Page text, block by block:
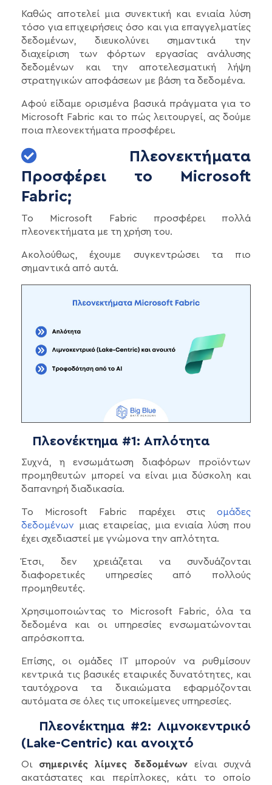
Καθώς αποτελεί μια συνεκτική και ενιαία λύση
τόσο για επιχειρήσεις όσο και για επαγγελματίες
δεδομένων, διευκολύνει σημαντικά την
διαχείριση των φόρτων εργασίας ανάλυσης
δεδομένων και την αποτελεσματική λήψη
στρατηγικών αποφάσεων με βάση τα δεδομένα.
Αφού είδαμε ορισμένα βασικά πράγματα για το
Microsoft Fabric και το πώς λειτουργεί, ας δούμε
ποια πλεονεκτήματα προσφέρει.
Πλεονεκτήματα
Προσφέρει το Microsoft
Fabric;
Το Microsoft Fabric προσφέρει πολλά
πλεονεκτήματα με τη χρήση του.
Ακολούθως, έχουμε συγκεντρώσει τα πιο
σημαντικά από αυτά.
Πλεονέκτημα #1: Απλότητα
Συχνά, η ενσωμάτωση διαφόρων προϊόντων
προμηθευτών μπορεί να είναι μια δύσκολη και
δαπανηρή διαδικασία.
Το Microsoft Fabric παρέχει στις ομάδες
δεδομένων μιας εταιρείας, μια ενιαία λύση που
έχει σχεδιαστεί με γνώμονα την απλότητα.
Έτσι, δεν χρειάζεται να συνδυάζονται
διαφορετικές υπηρεσίες από πολλούς
προμηθευτές.
Χρησιμοποιώντας το Microsoft Fabric, όλα τα
δεδομένα και οι υπηρεσίες ενσωματώνονται
απρόσκοπτα.
Επίσης, οι ομάδες IT μπορούν να ρυθμίσουν
κεντρικά τις βασικές εταιρικές δυνατότητες, και
ταυτόχρονα τα δικαιώματα εφαρμόζονται
αυτόματα σε όλες τις υποκείμενες υπηρεσίες.
Πλεονέκτημα #2: Λιμνοκεντρικό
(Lake-Centric) και ανοιχτό
Οι σημερινές λίμνες δεδομένωνείναι συχνά
ακατάστατες και περίπλοκες, κάτι το οποίο